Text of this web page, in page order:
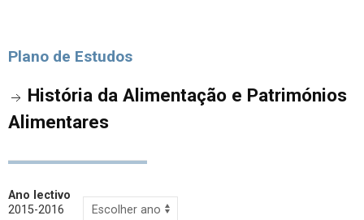
Plano de Estudos
História da Alimentação e Patrimónios
Alimentares
Ano lectivo
2015-2016